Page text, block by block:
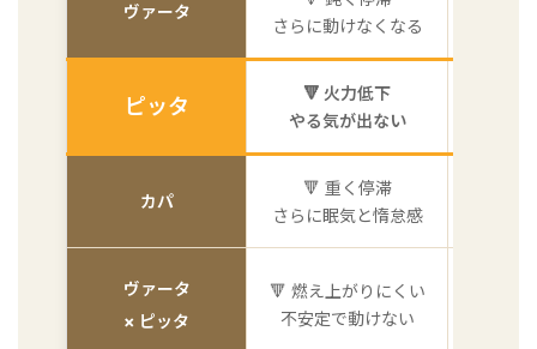
ヴァータ
さらに動けなくなる
ピッタ
🔻 火力低下
やる気が出ない
カパ
🔻 重く停滞
さらに眠気と惰怠感
ヴァータ
× ピッタ
🔻 燃え上がりにくい
不安定で動けない